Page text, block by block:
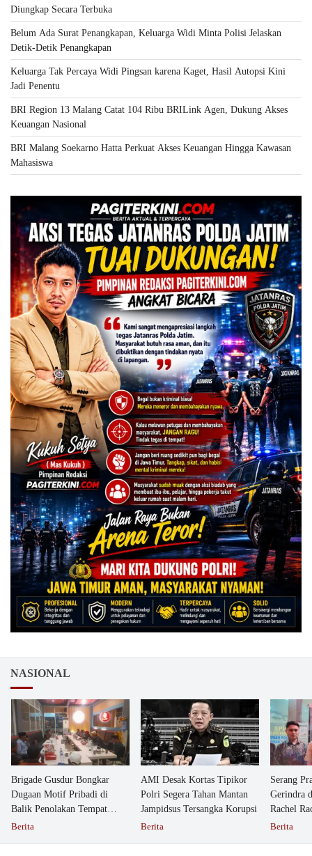
Diungkap Secara Terbuka
Belum Ada Surat Penangkapan, Keluarga Widi Minta Polisi Jelaskan
Detik-Detik Penangkapan
Keluarga Tak Percaya Widi Pingsan karena Kaget, Hasil Autopsi Kini
Jadi Penentu
BRI Region 13 Malang Catat 104 Ribu BRILink Agen, Dukung Akses
Keuangan Nasional
BRI Malang Soekarno Hatta Perkuat Akses Keuangan Hingga Kawasan
Mahasiswa
NASIONAL
Brigade Gusdur Bongkar
Dugaan Motif Pribadi di
Balik Penolakan Tempat
Ibadah GKJW Bangil
Berita
AMI Desak Kortas Tipikor
Polri Segera Tahan Mantan
Jampidsus Tersangka Korupsi
Berita
Serang
Gerindra
Rachel
Berita